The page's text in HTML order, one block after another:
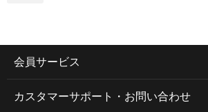
会員サービス
カスタマーサポート・お問い合わせ